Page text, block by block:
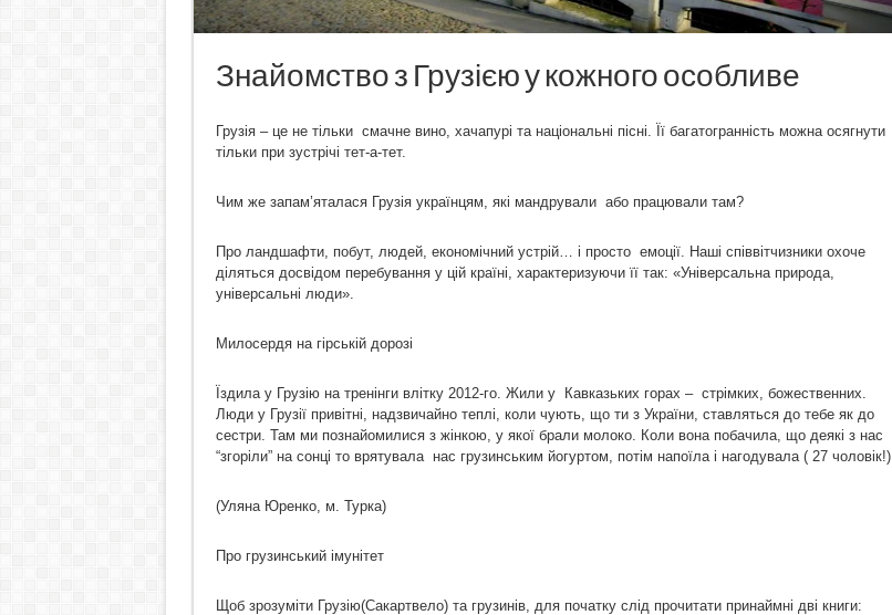
Знайомство з Грузією у кожного особливе
Грузія – це не тільки смачне вино, хачапурі та національні пісні. Її багатогранність можна осягнути
тільки при зустрічі тет-а-тет.
Чим же запам’яталася Грузія українцям, які мандрували або працювали там?
Про ландшафти, побут, людей, економічний устрій… і просто емоції. Наші співвітчизники охоче
діляться досвідом перебування у цій країні, характеризуючи її так: «Універсальна природа,
універсальні люди».
Милосердя на гірській дорозі
Їздила у Грузію на тренінги влітку 2012-го. Жили у Кавказьких горах – стрімких, божественних.
Люди у Грузії привітні, надзвичайно теплі, коли чують, що ти з України, ставляться до тебе як до
сестри. Там ми познайомилися з жінкою, у якої брали молоко. Коли вона побачила, що деякі з нас
“згоріли” на сонці то врятувала нас грузинським йогуртом, потім напоїла і нагодувала ( 27 чоловік!)
(Уляна Юренко, м. Турка)
Про грузинський імунітет
Щоб зрозуміти Грузію(Сакартвело) та грузинів, для початку слід прочитати принаймні дві книги: